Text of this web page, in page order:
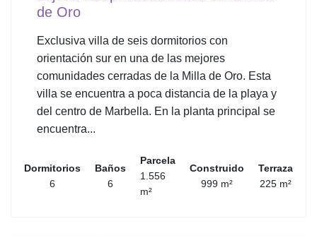
de Oro
Exclusiva villa de seis dormitorios con
orientación sur en una de las mejores
comunidades cerradas de la Milla de Oro. Esta
villa se encuentra a poca distancia de la playa y
del centro de Marbella. En la planta principal se
encuentra...
Dormitorios
6
Baños
6
Parcela
1.556
m²
Construido
999 m²
Terraza
225 m²